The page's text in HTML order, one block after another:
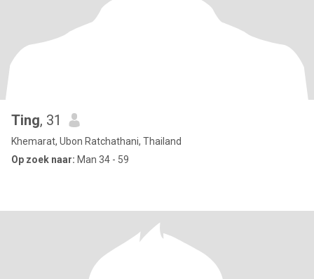
Ting, 31
Khemarat, Ubon Ratchathani, Thailand
Op zoek naar: Man 34 - 59